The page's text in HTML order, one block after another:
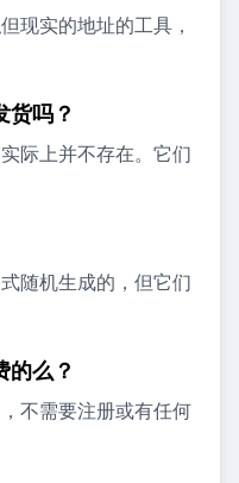
现实的地址的工具，
货吗？
际上并不存在。它们
随机生成的，但它们
的么？
不需要注册或有任何